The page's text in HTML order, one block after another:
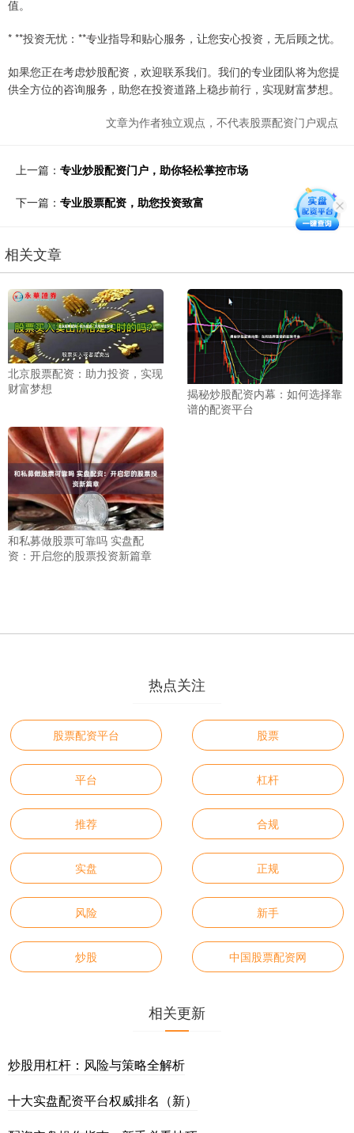
值。
* **投资无忧：**专业指导和贴心服务，让您安心投资，无后顾之忧。
如果您正在考虑炒股配资，欢迎联系我们。我们的专业团队将为您提
供全方位的咨询服务，助您在投资道路上稳步前行，实现财富梦想。
文章为作者独立观点，不代表股票配资门户观点
上一篇： 专业炒股配资门户，助你轻松掌控市场
下一篇： 专业股票配资，助您投资致富
相关文章
北京股票配资：助力投资，实现
财富梦想
揭秘炒股配资内幕：如何选择靠
谱的配资平台
和私募做股票可靠吗 实盘配
资：开启您的股票投资新篇章
热点关注
股票配资平台 股票
平台 杠杆
推荐 合规
实盘 正规
风险 新手
炒股 中国股票配资网
相关更新
炒股用杠杆：风险与策略全解析
十大实盘配资平台权威排名（新）